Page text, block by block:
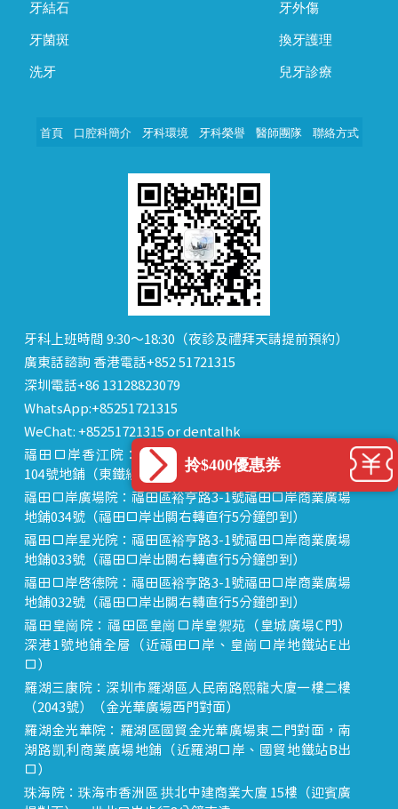
牙結石
牙菌斑
洗牙
牙外傷
換牙護理
兒牙診療
首頁 口腔科簡介 牙科環境 牙科榮譽 醫師團隊 聯絡方式
牙科上班時間 9:30～18:30（夜診及禮拜天請提前預約）
廣東話諮詢 香港電話+852 51721315
深圳電話+86 13128823079
WhatsApp:+85251721315
WeChat: +85251721315 or dentalhk
福田口岸香江院：福田區福田口岸正對面，海悅華城
104號地鋪（東鐵線落馬洲站出關對面即到）
福田口岸廣場院：福田區裕亨路3-1號福田口岸商業廣場
地鋪034號（福田口岸出關右轉直行5分鐘即到）
福田口岸星光院：福田區裕亨路3-1號福田口岸商業廣場
地鋪033號（福田口岸出關右轉直行5分鐘即到）
福田口岸啟德院：福田區裕亨路3-1號福田口岸商業廣場
地鋪032號（福田口岸出關右轉直行5分鐘即到）
福田皇崗院：福田區皇崗口岸皇禦苑（皇城廣場C門）
深港1號地鋪全層（近福田口岸、皇崗口岸地鐵站E出
口）
羅湖三康院：深圳市羅湖區人民南路熙龍大廈一樓二樓
（2043號）（金光華廣場西門對面）
羅湖金光華院：羅湖區國貿金光華廣場東二門對面，南
湖路凱利商業廣場地鋪（近羅湖口岸、國貿地鐵站B出
口）
珠海院：珠海市香洲區 拱北中建商業大廈 15樓（迎賓廣
拎$400優惠券